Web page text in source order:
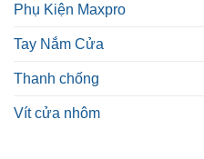
Phụ Kiện Maxpro
Tay Nắm Cửa
Thanh chống
Vít cửa nhôm